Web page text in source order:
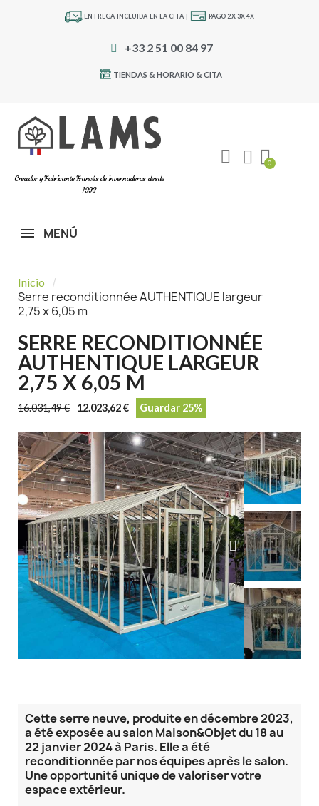
ENTREGA INCLUIDA EN LA CITA | PAGO 2X 3X 4X
+33 2 51 00 84 97
TIENDAS & HORARIO & CITA
Creador y Fabricante Francés de invernaderos desde
1993
MENÚ
Inicio
Serre reconditionnée AUTHENTIQUE largeur
2,75 x 6,05 m
SERRE RECONDITIONNÉE
AUTHENTIQUE LARGEUR
2,75 X 6,05 M
16.031,49 € 12.023,62 € Guardar 25%
Cette serre neuve, produite en décembre 2023,
a été exposée au salon Maison&Objet du 18 au
22 janvier 2024 à Paris. Elle a été
reconditionnée par nos équipes après le salon.
Une opportunité unique de valoriser votre
espace extérieur.